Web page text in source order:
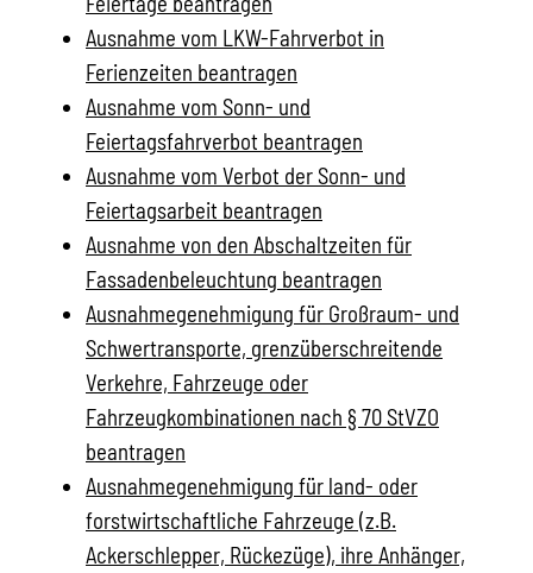
Ausnahme vom LKW-Fahrverbot in
Ferienzeiten beantragen
Ausnahme vom Sonn- und
Feiertagsfahrverbot beantragen
Ausnahme vom Verbot der Sonn- und
Feiertagsarbeit beantragen
Ausnahme von den Abschaltzeiten für
Fassadenbeleuchtung beantragen
Ausnahmegenehmigung für Großraum- und
Schwertransporte, grenzüberschreitende
Verkehre, Fahrzeuge oder
Fahrzeugkombinationen nach § 70 StVZO
beantragen
Ausnahmegenehmigung für land- oder
forstwirtschaftliche Fahrzeuge (z.B.
Ackerschlepper, Rückezüge), ihre Anhänger,